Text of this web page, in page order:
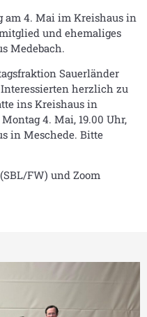
am 4. Mai im Kreishaus in
und ehemaliges
Medebach.
Sauerländer
herzlich zu
ins Kreishaus in
4. Mai, 19.00 Uhr,
in Meschede. Bitte
FW) und Zoom